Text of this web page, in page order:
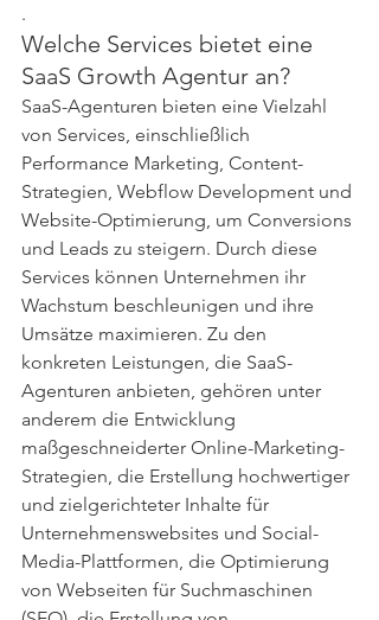
.
Welche Services bietet eine
SaaS Growth Agentur an?
SaaS-Agenturen bieten eine Vielzahl
von Services, einschließlich
Performance Marketing, Content-
Strategien, Webflow Development und
Website-Optimierung, um Conversions
und Leads zu steigern. Durch diese
Services können Unternehmen ihr
Wachstum beschleunigen und ihre
Umsätze maximieren. Zu den
konkreten Leistungen, die SaaS-
Agenturen anbieten, gehören unter
anderem die Entwicklung
maßgeschneiderter Online-Marketing-
Strategien, die Erstellung hochwertiger
und zielgerichteter Inhalte für
Unternehmenswebsites und Social-
Media-Plattformen, die Optimierung
von Webseiten für Suchmaschinen